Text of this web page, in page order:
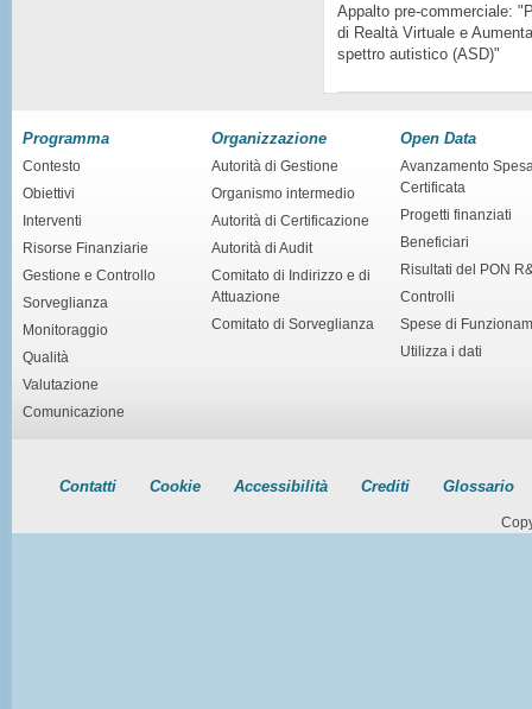
Appalto pre-commerciale:
di Realtà Virtuale e
spettro autistico (ASD)"
Programma
Contesto
Obiettivi
Interventi
Risorse Finanziarie
Gestione e Controllo
Sorveglianza
Monitoraggio
Qualità
Valutazione
Comunicazione
Organizzazione
Autorità di Gestione
Organismo intermedio
Autorità di Certificazione
Autorità di Audit
Comitato di Indirizzo e di
Attuazione
Comitato di Sorveglianza
Open Data
Avanzamento
Certificata
Progetti finanziati
Beneficiari
Risultati del PON
Controlli
Spese di
Utilizza i dati
Contatti Cookie Accessibilità Crediti Glossario